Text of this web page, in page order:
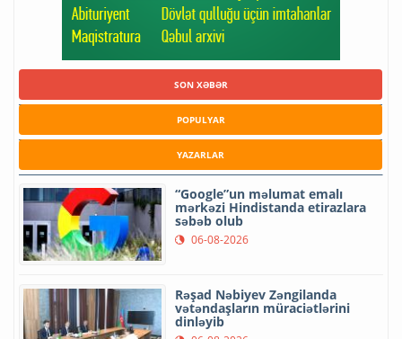
SON XƏBƏR
POPULYAR
YAZARLAR
“Google”un məlumat emalı
mərkəzi Hindistanda etirazlara
səbəb olub
06-08-2026
Rəşad Nəbiyev Zəngilanda
vətəndaşların müraciətlərini
dinləyib